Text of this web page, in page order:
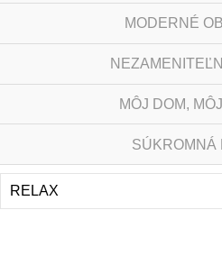
MODERNÉ
MÔJ DOM,
SÚKROMNÁ
RELAX